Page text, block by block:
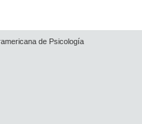
de Psicología